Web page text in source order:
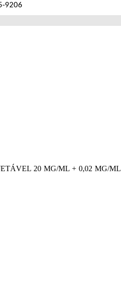
9206
20 MG/ML + 0,02 MG/